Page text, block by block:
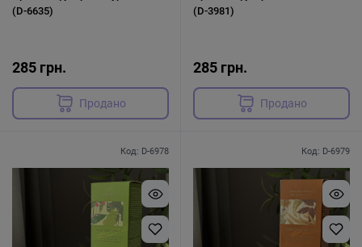
(D-6635)
285 грн.
Продано
(D-3981)
285 грн.
Продано
Код: D-6978 Код: D-6979